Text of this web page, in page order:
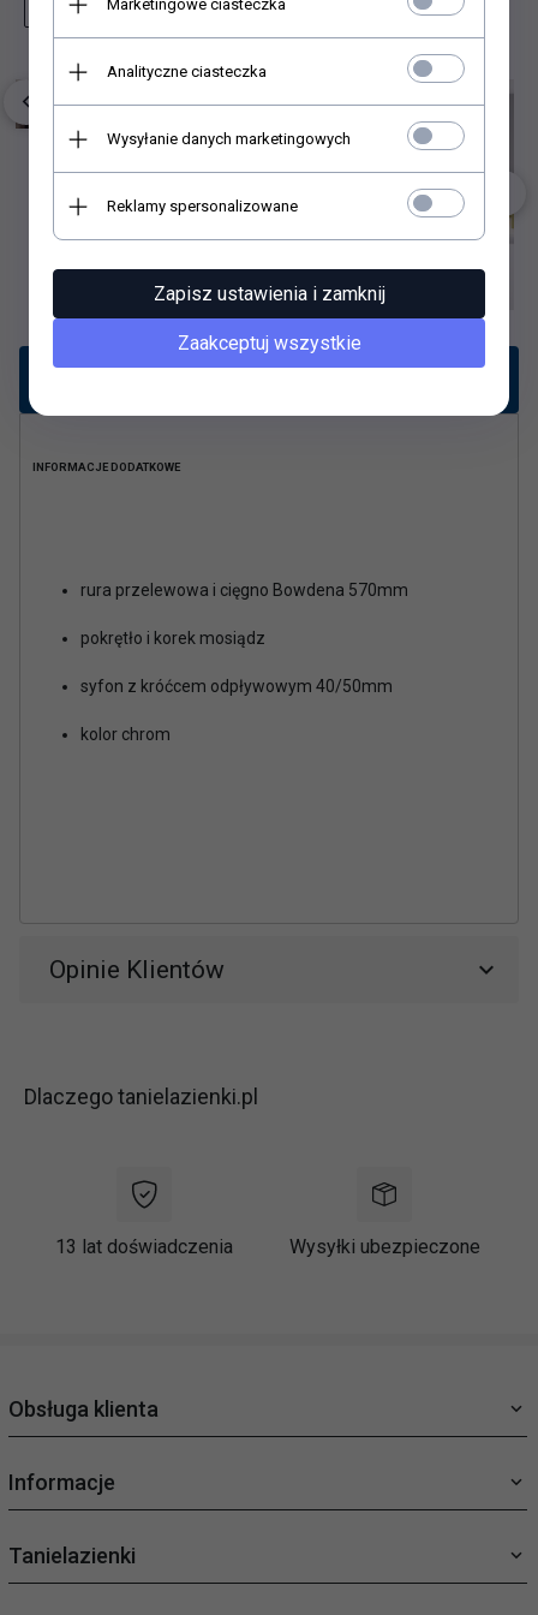
Zapytaj o produkt Wydrukuj stronę
INFORMACJE DODATKOWE
rura przelewowa i cięgno Bowdena 570mm
pokrętło i korek mosiądz
syfon z króćcem odpływowym 40/50mm
kolor chrom
Opinie Klientów
Dlaczego tanielazienki.pl
13 lat doświadczenia Wysyłki ubezpieczone
Obsługa klienta
Informacje
Tanielazienki
Marketingowe ciasteczka
Analityczne ciasteczka
Wysyłanie danych marketingowych
Reklamy spersonalizowane
Zapisz ustawienia i zamknij
Zaakceptuj wszystkie